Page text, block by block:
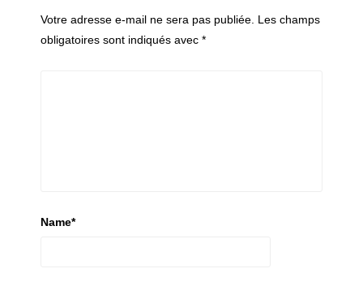
Votre adresse e-mail ne sera pas publiée. Les champs
obligatoires sont indiqués avec *
Name*